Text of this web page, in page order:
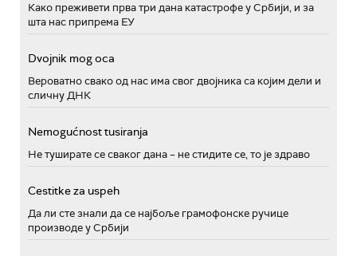
Како преживети прва три дана катастрофе у Србији, и за
шта нас припрема ЕУ
Dvojnik mog oca
Вероватно свако од нас има свог двојника са којим дели и
сличну ДНК
Nemogućnost tusiranja
Не туширате се сваког дана – не стидите се, то је здраво
Cestitke za uspeh
Да ли сте знали да се најбоље грамофонске ручице
производе у Србији